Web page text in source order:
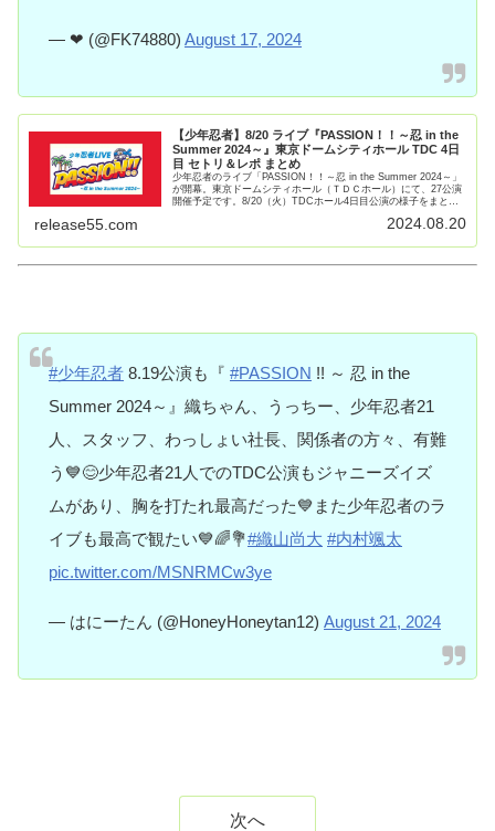
— ❤︎ (@FK74880) August 17, 2024
【少年忍者】8/20 ライブ『PASSION！！～忍 in the
Summer 2024～』東京ドームシティホール TDC 4日
目 セトリ＆レポ まとめ
少年忍者のライブ「PASSION！！～忍 in the Summer 2024～」
が開幕。東京ドームシティホール（ＴＤＣホール）にて、27公演
開催予定です。8/20（火）TDCホール4日目公演の様子をまとめ
release55.com 2024.08.20
#少年忍者 8.19公演も『 #PASSION !! ～ 忍 in the
Summer 2024～』織ちゃん、うっちー、少年忍者21
人、スタッフ、わっしょい社長、関係者の方々、有難
う💙😊少年忍者21人でのTDC公演もジャニーズイズ
ムがあり、胸を打たれ最高だった💙また少年忍者のラ
イブも最高で観たい💙🌈💐#織山尚大 #内村颯太
pic.twitter.com/MSNRMCw3ye
— はにーたん (@HoneyHoneytan12) August 21, 2024
次へ